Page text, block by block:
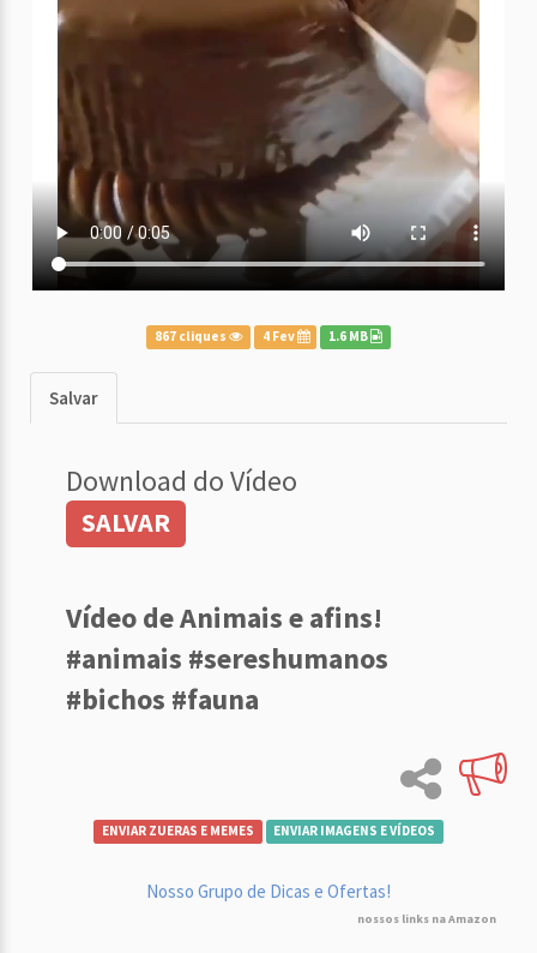
867 cliques 4 Fev 1.6 MB
Salvar
Download do Vídeo
SALVAR
Vídeo de Animais e afins!
#animais #sereshumanos
#bichos #fauna
ENVIAR ZUERAS E MEMES ENVIAR IMAGENS E VÍDEOS
Nosso Grupo de Dicas e Ofertas!
nossos links na Amazon